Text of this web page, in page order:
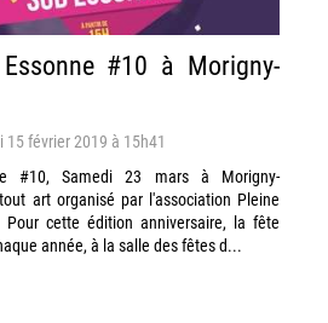
#10 à Morigny-
15 février 2019 à 15h41
#10, Samedi 23 mars à Morigny-
art organisé par l'association Pleine
cette édition anniversaire, la fête
année, à la salle des fêtes d...